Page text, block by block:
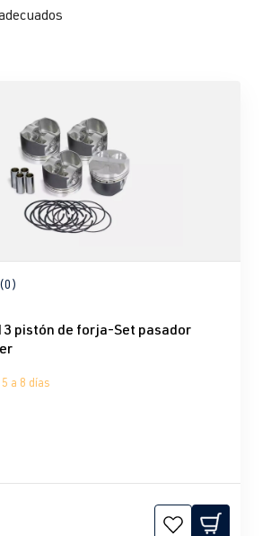
de 0 de 5 estrellas
(0)
pistón de forja-Set pasador
a 8 días